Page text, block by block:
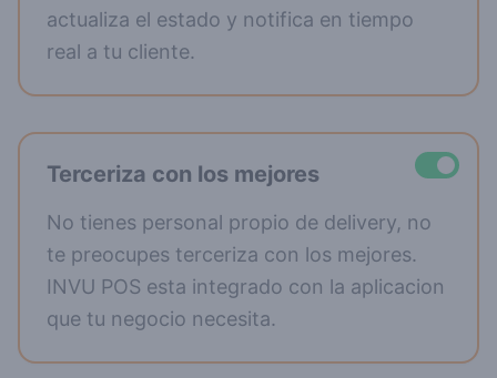
actualiza el estado y notifica en tiempo
real a tu cliente.
Terceriza con los mejores
No tienes personal propio de delivery, no
te preocupes terceriza con los mejores.
INVU POS esta integrado con la aplicacion
que tu negocio necesita.